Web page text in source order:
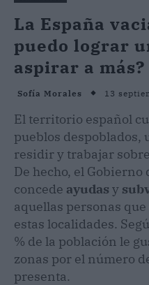
La España
puedo lograr
aspirar a más?
Sofía Morales 13
El territorio español
pueblos despoblados,
residir y trabajar
De hecho, el Gobierno
concede ayudas y
aquellas personas
estas localidades.
% de la población le
zonas por el número
presenta.